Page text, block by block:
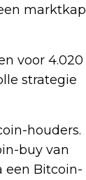
marktkap
voor 4.020
strategie
houders.
buy van
een Bitcoin-